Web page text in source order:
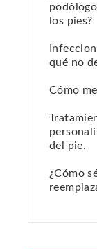
los pies?
qué no
Cómo
del pie.
¿Cómo